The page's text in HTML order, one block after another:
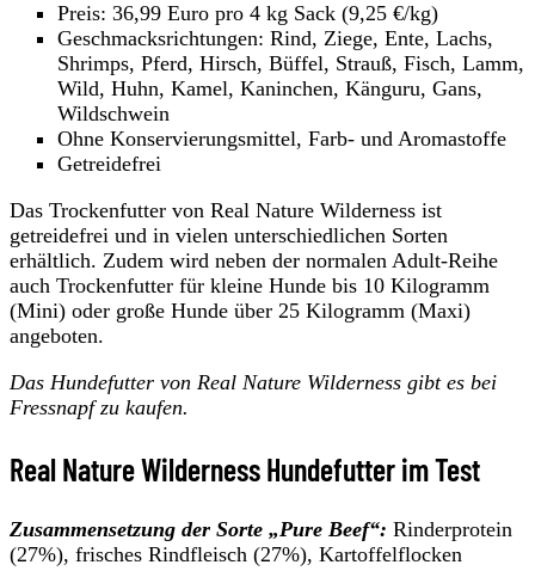
Preis: 36,99 Euro pro 4 kg Sack (9,25 €/kg)
Geschmacksrichtungen: Rind, Ziege, Ente, Lachs,
Shrimps, Pferd, Hirsch, Büffel, Strauß, Fisch, Lamm,
Wild, Huhn, Kamel, Kaninchen, Känguru, Gans,
Wildschwein
Ohne Konservierungsmittel, Farb- und Aromastoffe
Getreidefrei
Das Trockenfutter von Real Nature Wilderness ist
getreidefrei und in vielen unterschiedlichen Sorten
erhältlich. Zudem wird neben der normalen Adult-Reihe
auch Trockenfutter für kleine Hunde bis 10 Kilogramm
(Mini) oder große Hunde über 25 Kilogramm (Maxi)
angeboten.
Das Hundefutter von Real Nature Wilderness gibt es bei
Fressnapf zu kaufen.
Real Nature Wilderness Hundefutter im Test
Zusammensetzung der Sorte „Pure Beef“: Rinderprotein
(27%), frisches Rindfleisch (27%), Kartoffelflocken